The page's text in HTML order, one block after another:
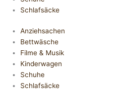
Schlafsäcke
Anziehsachen
Bettwäsche
Filme & Musik
Kinderwagen
Schuhe
Schlafsäcke